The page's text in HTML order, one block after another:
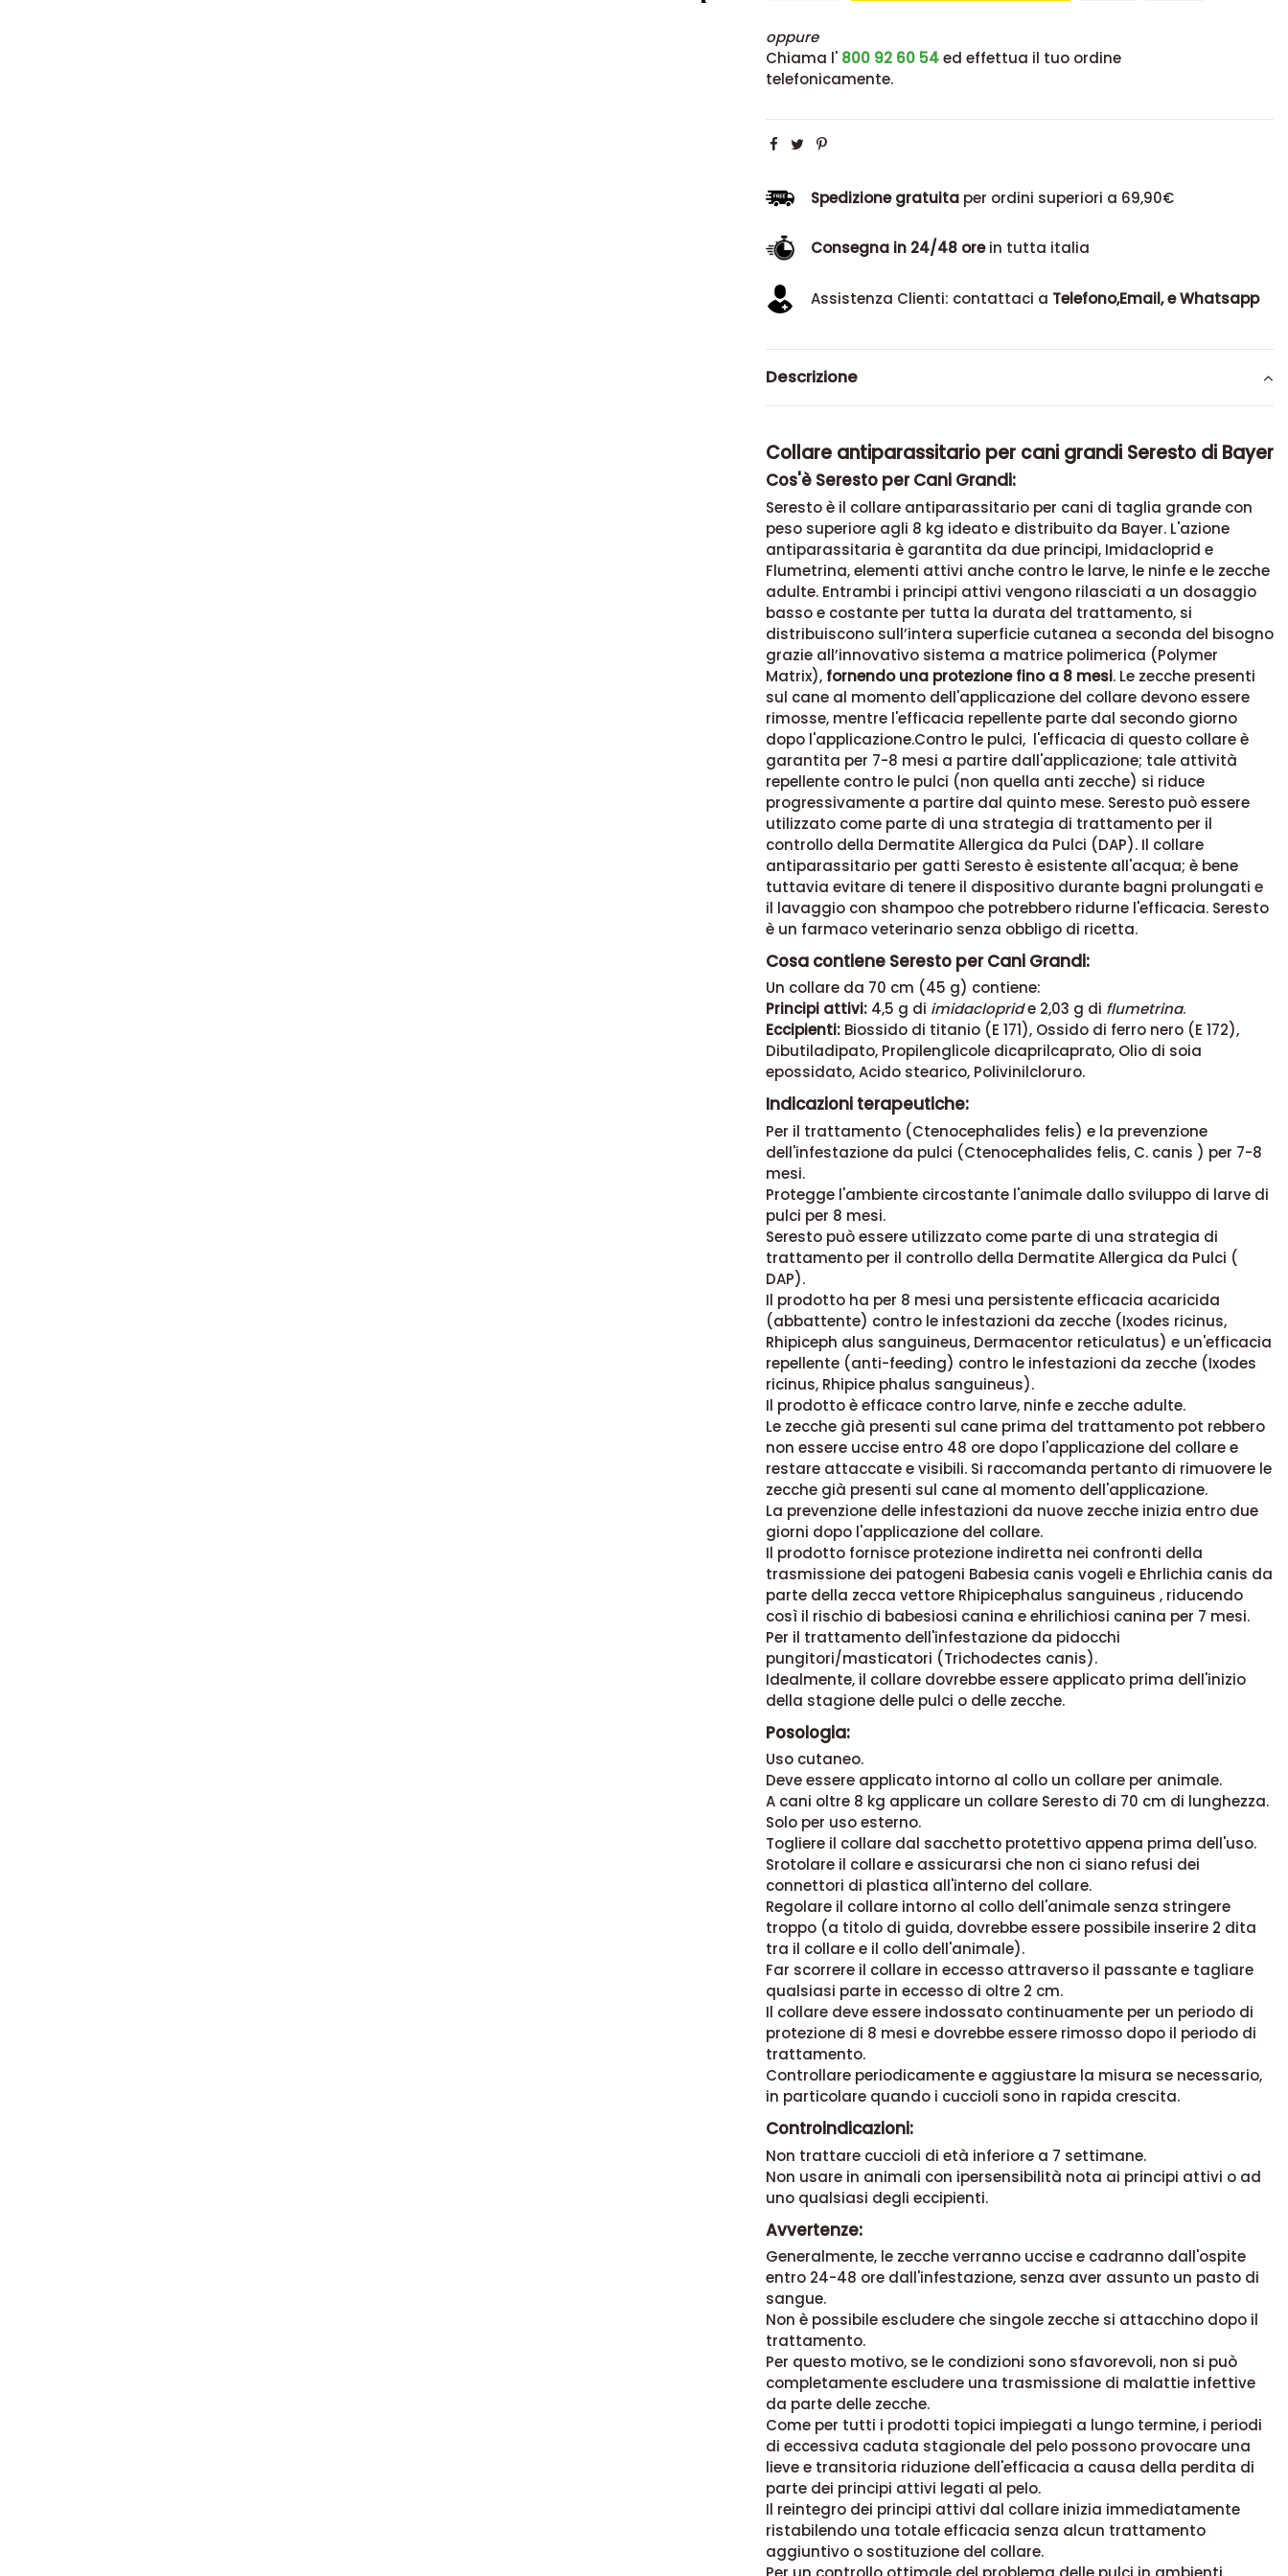
oppure
Chiama l' 800 92 60 54ed effettua il tuo ordine
telefonicamente.
Spedizione gratuitaper ordini superiori a 69,90€
Consegna in 24/48 orein tutta italia
Assistenza Clienti: contattaci a Telefono,Email, e Whatsapp
Descrizione
Collare antiparassitario per cani grandi Seresto di Bayer
Cos'è Seresto per Cani Grandi:
Seresto è il collare antiparassitario per cani di taglia grande con
peso superiore agli 8 kg ideato e distribuito da Bayer. L'azione
antiparassitaria è garantita da due principi, Imidacloprid e
Flumetrina, elementi attivi anche contro le larve, le ninfe e le zecche
adulte. Entrambi i principi attivi vengono rilasciati a un dosaggio
basso e costante per tutta la durata del trattamento, si
distribuiscono sull’intera superficie cutanea a seconda del bisogno
grazie all’innovativo sistema a matrice polimerica (Polymer
Matrix), fornendo una protezione fino a 8 mesi. Le zecche presenti
sul cane al momento dell'applicazione del collare devono essere
rimosse, mentre l'efficacia repellente parte dal secondo giorno
dopo l'applicazione.Contro le pulci, l'efficacia di questo collare è
garantita per 7-8 mesi a partire dall'applicazione; tale attività
repellente contro le pulci (non quella anti zecche) si riduce
progressivamente a partire dal quinto mese. Seresto può essere
utilizzato come parte di una strategia di trattamento per il
controllo della Dermatite Allergica da Pulci (DAP). Il collare
antiparassitario per gatti Seresto è esistente all'acqua; è bene
tuttavia evitare di tenere il dispositivo durante bagni prolungati e
il lavaggio con shampoo che potrebbero ridurne l'efficacia. Seresto
è un farmaco veterinario senza obbligo di ricetta.
Cosa contiene Seresto per Cani Grandi:
Un collare da 70 cm (45 g) contiene:
Principi attivi:4,5 g di imidaclopride 2,03 g di flumetrina.
Eccipienti:Biossido di titanio (E 171), Ossido di ferro nero (E 172),
Dibutiladipato, Propilenglicole dicaprilcaprato, Olio di soia
epossidato, Acido stearico, Polivinilcloruro.
Indicazioni terapeutiche:
Per il trattamento (Ctenocephalides felis) e la prevenzione
dell'infestazione da pulci (Ctenocephalides felis, C. canis ) per 7-8
mesi.
Protegge l'ambiente circostante l'animale dallo sviluppo di larve di
pulci per 8 mesi.
Seresto può essere utilizzato come parte di una strategia di
trattamento per il controllo della Dermatite Allergica da Pulci (
DAP).
Il prodotto ha per 8 mesi una persistente efficacia acaricida
(abbattente) contro le infestazioni da zecche (Ixodes ricinus,
Rhipiceph alus sanguineus, Dermacentor reticulatus) e un'efficacia
repellente (anti-feeding) contro le infestazioni da zecche (Ixodes
ricinus, Rhipice phalus sanguineus).
Il prodotto è efficace contro larve, ninfe e zecche adulte.
Le zecche già presenti sul cane prima del trattamento pot rebbero
non essere uccise entro 48 ore dopo l'applicazione del collare e
restare attaccate e visibili. Si raccomanda pertanto di rimuovere le
zecche già presenti sul cane al momento dell'applicazione.
La prevenzione delle infestazioni da nuove zecche inizia entro due
giorni dopo l'applicazione del collare.
Il prodotto fornisce protezione indiretta nei confronti della
trasmissione dei patogeni Babesia canis vogeli e Ehrlichia canis da
parte della zecca vettore Rhipicephalus sanguineus , riducendo
così il rischio di babesiosi canina e ehrilichiosi canina per 7 mesi.
Per il trattamento dell'infestazione da pidocchi
pungitori/masticatori (Trichodectes canis).
Idealmente, il collare dovrebbe essere applicato prima dell'inizio
della stagione delle pulci o delle zecche.
Posologia:
Uso cutaneo.
Deve essere applicato intorno al collo un collare per animale.
A cani oltre 8 kg applicare un collare Seresto di 70 cm di lunghezza.
Solo per uso esterno.
Togliere il collare dal sacchetto protettivo appena prima dell'uso.
Srotolare il collare e assicurarsi che non ci siano refusi dei
connettori di plastica all'interno del collare.
Regolare il collare intorno al collo dell'animale senza stringere
troppo (a titolo di guida, dovrebbe essere possibile inserire 2 dita
tra il collare e il collo dell'animale).
Far scorrere il collare in eccesso attraverso il passante e tagliare
qualsiasi parte in eccesso di oltre 2 cm.
Il collare deve essere indossato continuamente per un periodo di
protezione di 8 mesi e dovrebbe essere rimosso dopo il periodo di
trattamento.
Controllare periodicamente e aggiustare la misura se necessario,
in particolare quando i cuccioli sono in rapida crescita.
Controindicazioni:
Non trattare cuccioli di età inferiore a 7 settimane.
Non usare in animali con ipersensibilità nota ai principi attivi o ad
uno qualsiasi degli eccipienti.
Avvertenze:
Generalmente, le zecche verranno uccise e cadranno dall'ospite
entro 24-48 ore dall'infestazione, senza aver assunto un pasto di
sangue.
Non è possibile escludere che singole zecche si attacchino dopo il
trattamento.
Per questo motivo, se le condizioni sono sfavorevoli, non si può
completamente escludere una trasmissione di malattie infettive
da parte delle zecche.
Come per tutti i prodotti topici impiegati a lungo termine, i periodi
di eccessiva caduta stagionale del pelo possono provocare una
lieve e transitoria riduzione dell'efficacia a causa della perdita di
parte dei principi attivi legati al pelo.
Il reintegro dei principi attivi dal collare inizia immediatamente
ristabilendo una totale efficacia senza alcun trattamento
aggiuntivo o sostituzione del collare.